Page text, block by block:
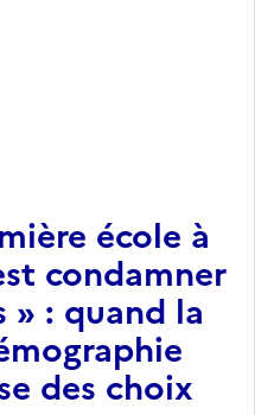
école à
condamner
: quand la
des choix